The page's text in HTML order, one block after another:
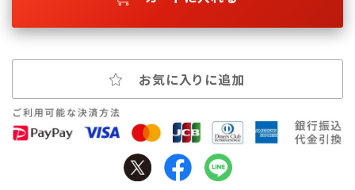
お気に入りに追加